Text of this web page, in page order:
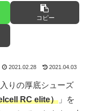
コピー
2021.02.28 2021.04.03
りの厚底シューズ
RC elite） 」を